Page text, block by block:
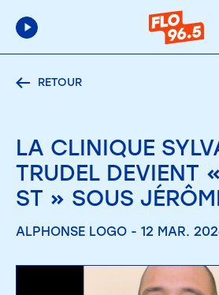
RETOUR
LA CLINIQUE
TRUDEL DEVIENT
ST » SOUS
ALPHONSE LOGO - 12 MAR.